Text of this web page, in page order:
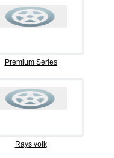
Premium Series
Rays volk